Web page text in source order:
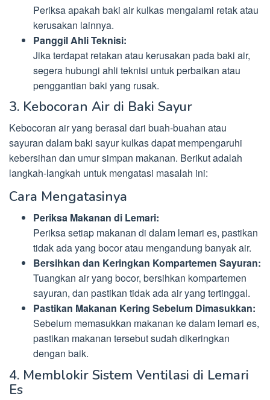
Periksa apakah baki air kulkas mengalami retak atau
kerusakan lainnya.
Panggil Ahli Teknisi:
Jika terdapat retakan atau kerusakan pada baki air,
segera hubungi ahli teknisi untuk perbaikan atau
penggantian baki yang rusak.
3. Kebocoran Air di Baki Sayur
Kebocoran air yang berasal dari buah-buahan atau
sayuran dalam baki sayur kulkas dapat mempengaruhi
kebersihan dan umur simpan makanan. Berikut adalah
langkah-langkah untuk mengatasi masalah ini:
Cara Mengatasinya
Periksa Makanan di Lemari:
Periksa setiap makanan di dalam lemari es, pastikan
tidak ada yang bocor atau mengandung banyak air.
Bersihkan dan Keringkan Kompartemen Sayuran:
Tuangkan air yang bocor, bersihkan kompartemen
sayuran, dan pastikan tidak ada air yang tertinggal.
Pastikan Makanan Kering Sebelum Dimasukkan:
Sebelum memasukkan makanan ke dalam lemari es,
pastikan makanan tersebut sudah dikeringkan
dengan baik.
4. Memblokir Sistem Ventilasi di Lemari
Es